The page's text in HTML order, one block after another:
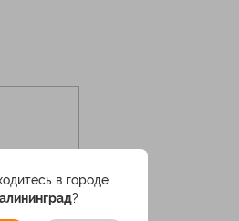
в городе
?